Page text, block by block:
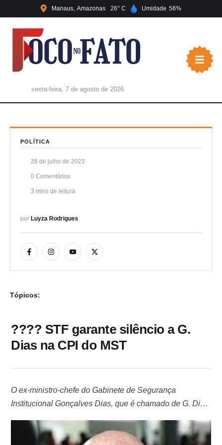
Manaus Amazonas 26 Umidade 56
sexta-feira, 7 de agosto de 2026
POLÍTICA
28 de julho de 2023
0 Comentários
3 mins de leitura
por Luyza Rodrigues
Tópicos:
???? STF garante silêncio a G.
Dias na CPI do MST
O ex-ministro-chefe do Gabinete de Segurança
Institucional Gonçalves Dias, que é chamado de G. Dias,
depoimento à Comissão Parlamentar de Inquérito (CPI)